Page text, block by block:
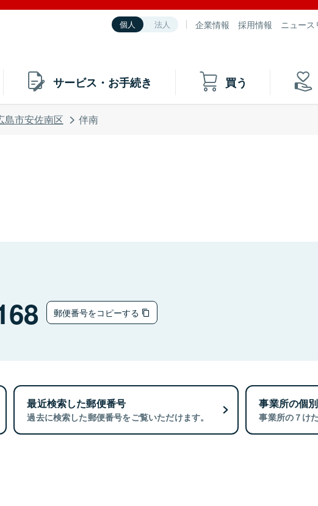
個人 法人 企業情報 採用情報 ニュース
サービス・お手続き 買う
島市安佐南区 伴南
郵便番号をコピーする
最近検索した郵便番号
過去に検索した郵便番号をご覧いただけます。
事業所の個
事業所の７け